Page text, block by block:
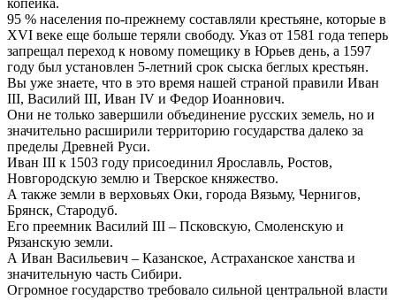
95 % населения по-прежнему составляли крестьяне, которые в
XVI веке еще больше теряли свободу. Указ от 1581 года теперь
запрещал переход к новому помещику в Юрьев день, а 1597
году был установлен 5-летний срок сыска беглых крестьян.
Вы уже знаете, что в это время нашей страной правили Иван
III, Василий III, Иван IV и Федор Иоаннович.
Они не только завершили объединение русских земель, но и
значительно расширили территорию государства далеко за
пределы Древней Руси.
Иван III к 1503 году присоединил Ярославль, Ростов,
Новгородскую землю и Тверское княжество.
А также земли в верховьях Оки, города Вязьму, Чернигов,
Брянск, Стародуб.
Его преемник Василий III – Псковскую, Смоленскую и
Рязанскую земли.
А Иван Васильевич – Казанское, Астраханское ханства и
значительную часть Сибири.
Огромное государство требовало сильной центральной власти